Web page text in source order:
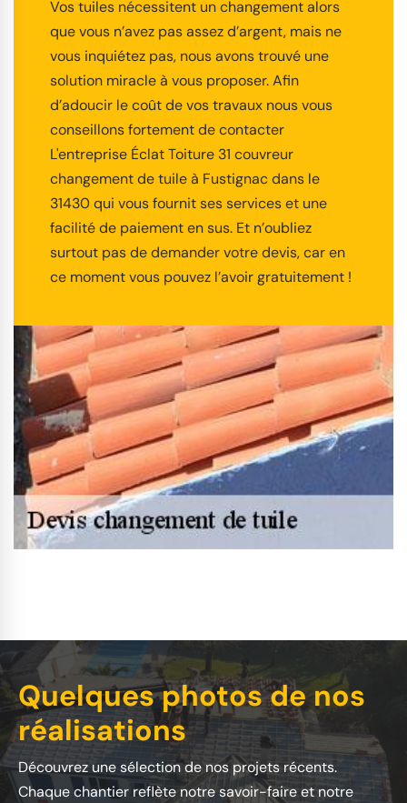
Vos tuiles nécessitent un changement alors
que vous n’avez pas assez d’argent, mais ne
vous inquiétez pas, nous avons trouvé une
solution miracle à vous proposer. Afin
d’adoucir le coût de vos travaux nous vous
conseillons fortement de contacter
L'entreprise Éclat Toiture 31 couvreur
changement de tuile à Fustignac dans le
31430 qui vous fournit ses services et une
facilité de paiement en sus. Et n’oubliez
surtout pas de demander votre devis, car en
ce moment vous pouvez l’avoir gratuitement !
Quelques photos de nos
réalisations
Découvrez une sélection de nos projets récents.
Chaque chantier reflète notre savoir-faire et notre